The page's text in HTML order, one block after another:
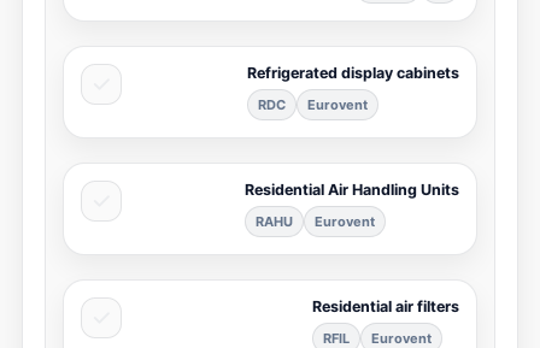
Refrigerated display cabinets
Eurovent
RDC
Residential Air Handling Units
Eurovent
RAHU
Residential air filters
Eurovent
RFIL